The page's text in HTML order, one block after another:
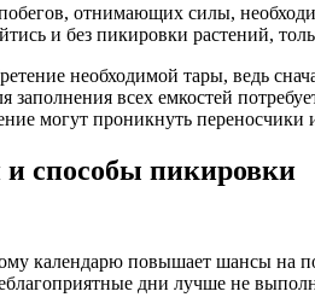
отнимающих силы,
и без пикировки растений,
необходимой тары, ведь
всех емкостей
могут проникнуть переносчики
способы пикировки
календарю повышает шансы на
дни лучше не